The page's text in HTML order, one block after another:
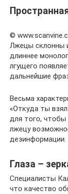
©
Лжецы склонны
длиннее
лгущего
дальнейшие
Весьма
«Откуда ты
для того, чтобы
лжецу
дезинформации.
Глаза –
Специалисты
что качество